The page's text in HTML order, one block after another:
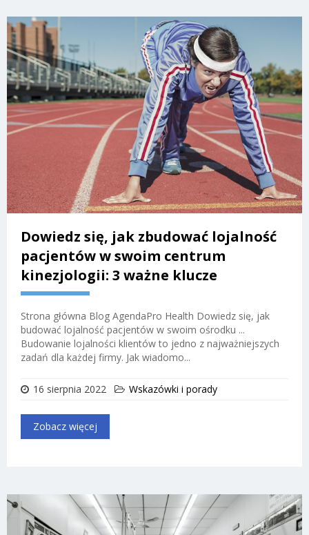
Dowiedz się, jak zbudować lojalność
pacjentów w swoim centrum
kinezjologii: 3 ważne klucze
Strona główna Blog AgendaPro Health Dowiedz się, jak
budować lojalność pacjentów w swoim ośrodku ...
Budowanie lojalności klientów to jedno z najważniejszych
zadań dla każdej firmy. Jak wiadomo...
16 sierpnia 2022 Wskazówki i porady
Zobacz więcej